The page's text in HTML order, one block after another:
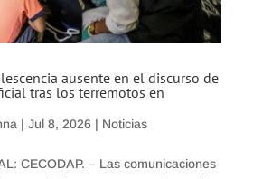
ausente en el discurso de
tras los terremotos en
| Jul 8, 2026 | Noticias
CECODAP. – Las comunicaciones